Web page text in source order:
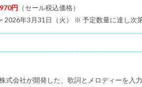
円 （セール税込価格）
2026年3月31日（火） ※ 予定数量に達し次
式会社が開発した、歌詞とメロディーを入